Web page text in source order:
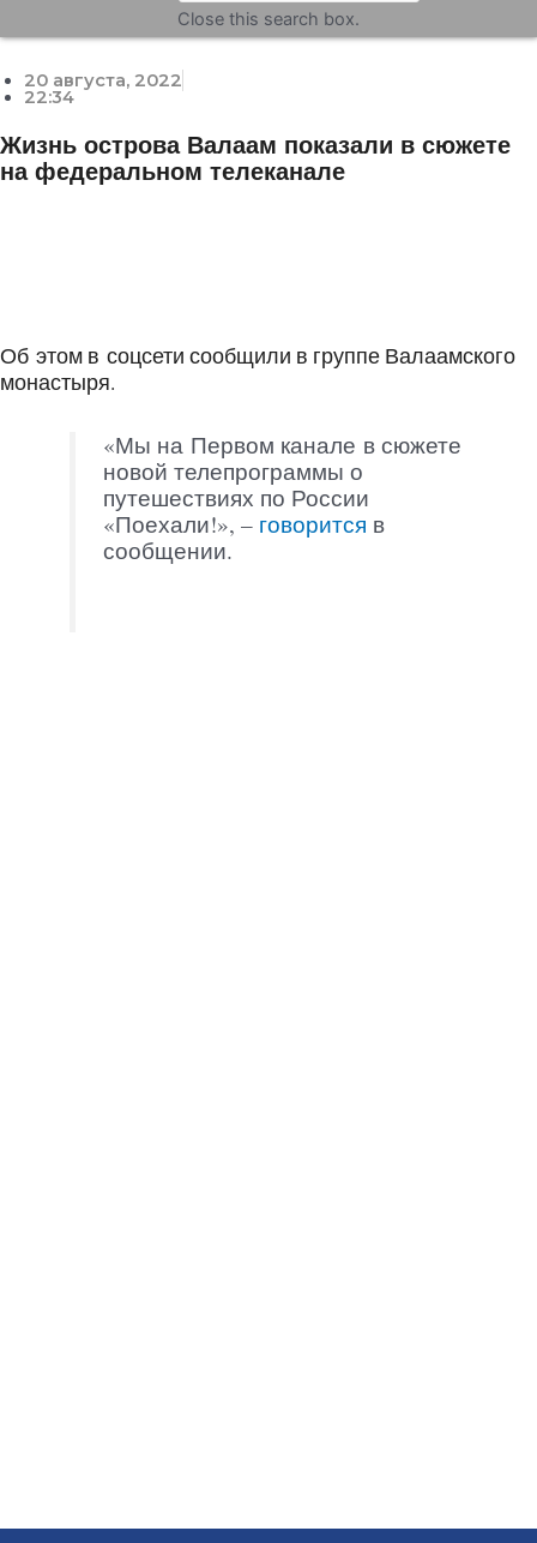
Close this search box.
20 августа, 2022
22:34
Жизнь острова Валаам показали в сюжете
на федеральном телеканале
Об этом в соцсети сообщили в группе Валаамского
монастыря.
«Мы на Первом канале в сюжете
новой телепрограммы о
путешествиях по России
«Поехали!», – говорится в
сообщении.